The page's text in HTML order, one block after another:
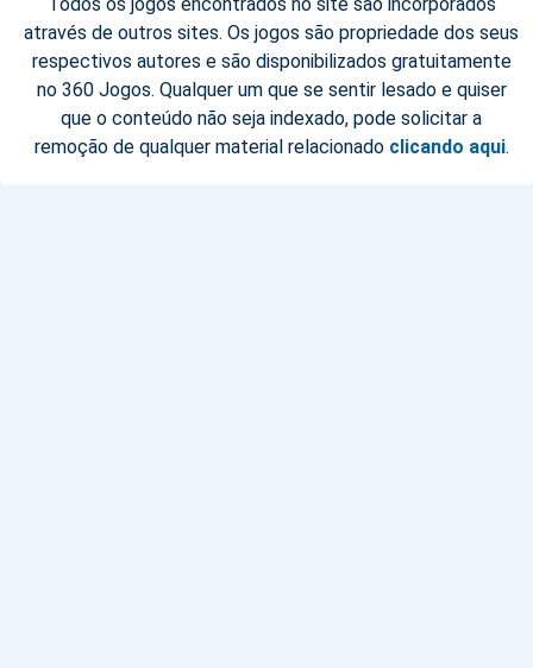
Todos os jogos encontrados no site são incorporados
através de outros sites. Os jogos são propriedade dos seus
respectivos autores e são disponibilizados gratuitamente
no 360 Jogos. Qualquer um que se sentir lesado e quiser
que o conteúdo não seja indexado, pode solicitar a
remoção de qualquer material relacionado clicando aqui.